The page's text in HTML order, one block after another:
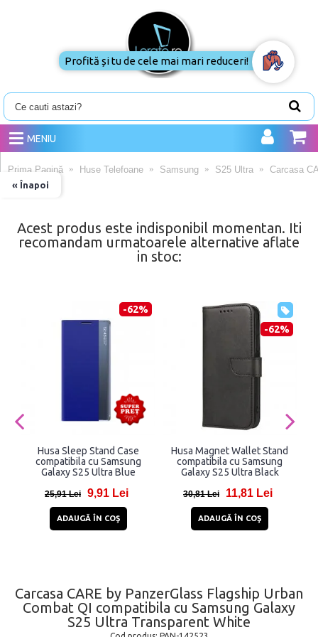
MENIU
« Înapoi
Prima Pagină Huse Telefoane Samsung S25 Ultra Carcasa
Acest produs este indisponibil momentan. Iti
recomandam urmatoarele alternative aflate
in stoc:
-62%
Husa Sleep Stand Case
compatibila cu Samsung
Galaxy S25 Ultra Blue
25,91 Lei 9,91 Lei
ADAUGĂ ÎN COŞ
-62%
Husa Magnet Wallet Stand
compatibila cu Samsung
Galaxy S25 Ultra Black
30,81 Lei 11,81 Lei
ADAUGĂ ÎN COŞ
Carcasa CARE by PanzerGlass Flagship Urban
Combat QI compatibila cu Samsung Galaxy
S25 Ultra Transparent White
Profită și tu de cele mai mari reduceri!